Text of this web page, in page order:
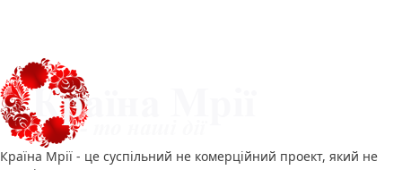
Країна Мрії - це суспільний не комерційний проект, який не